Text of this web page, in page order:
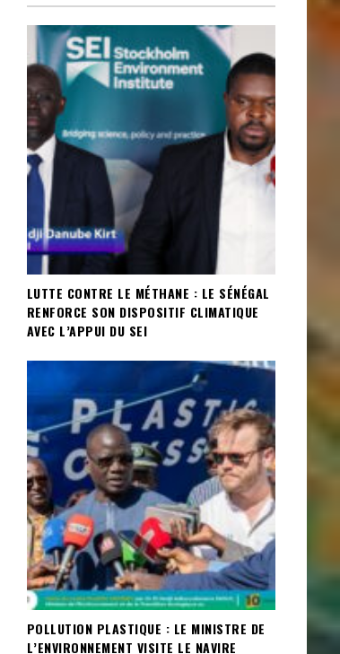
LUTTE CONTRE LE MÉTHANE : LE SÉNÉGAL
RENFORCE SON DISPOSITIF CLIMATIQUE
AVEC L’APPUI DU SEI
POLLUTION PLASTIQUE : LE MINISTRE DE
L’ENVIRONNEMENT VISITE LE NAVIRE